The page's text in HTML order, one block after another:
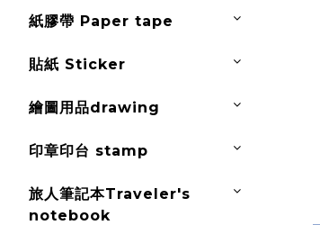
紙膠帶 Paper tape
貼紙 Sticker
繪圖用品drawing
印章印台 stamp
旅人筆記本Traveler's
notebook